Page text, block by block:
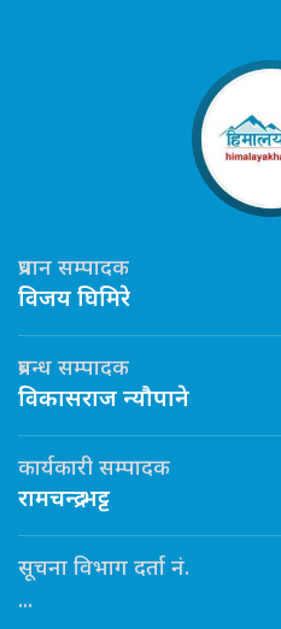
प्रधान सम्पादक
विजय घिमिरे
प्रबन्ध सम्पादक
विकासराज न्यौपाने
कार्यकारी सम्पादक
रामचन्द्र भट्ट
सूचना विभाग दर्ता नं.
...